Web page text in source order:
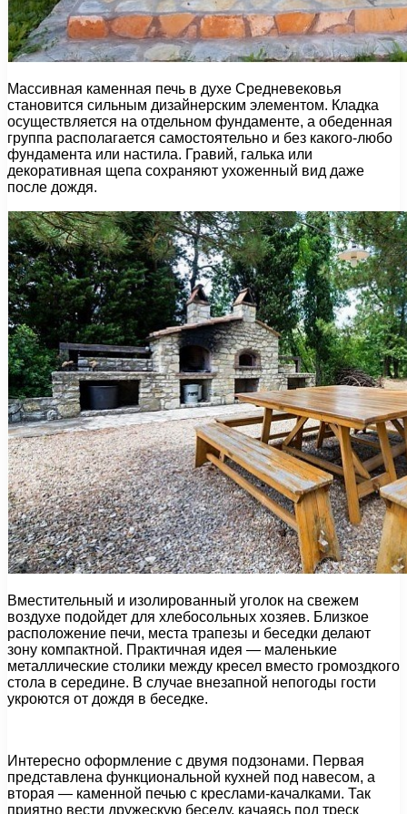
Массивная каменная печь в духе Средневековья
становится сильным дизайнерским элементом. Кладка
осуществляется на отдельном фундаменте, а обеденная
группа располагается самостоятельно и без какого-любо
фундамента или настила. Гравий, галька или
декоративная щепа сохраняют ухоженный вид даже
после дождя.
Вместительный и изолированный уголок на свежем
воздухе подойдет для хлебосольных хозяев. Близкое
расположение печи, места трапезы и беседки делают
зону компактной. Практичная идея — маленькие
металлические столики между кресел вместо громоздкого
стола в середине. В случае внезапной непогоды гости
укроются от дождя в беседке.
Интересно оформление с двумя подзонами. Первая
представлена функциональной кухней под навесом, а
вторая — каменной печью с креслами-качалками. Так
приятно вести дружескую беседу, качаясь под треск